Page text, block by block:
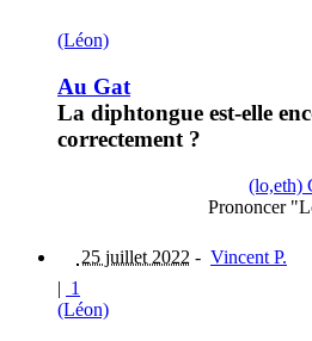
(Léon)
Au Gat
La diphtongue est-elle
correctement ?
(lo,eth)
Prononcer
25 juillet 2022 - Vincent P.
| 1
(Léon)